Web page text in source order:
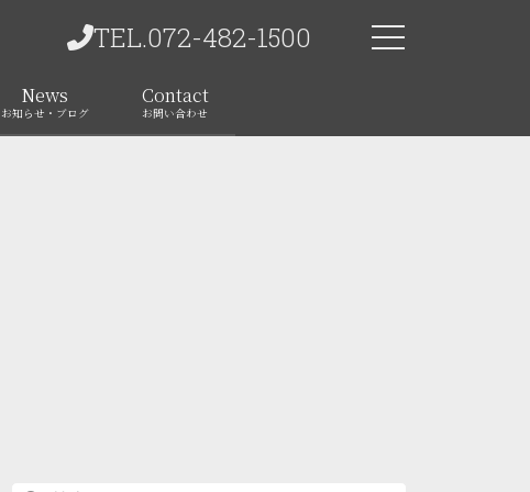
TEL.072-482-1500
News
お知らせ・ブログ
Contact
お問い合わせ